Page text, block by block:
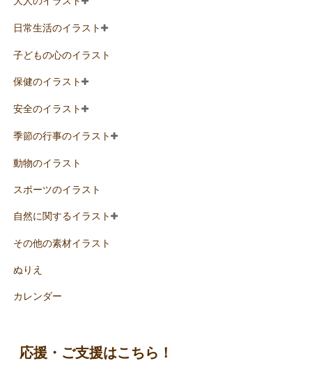
日常生活のイラスト
子どもの心のイラスト
保健のイラスト
安全のイラスト
季節の行事のイラスト
動物のイラスト
スポーツのイラスト
自然に関するイラスト
その他の素材イラスト
ぬりえ
カレンダー
応援・ご支援はこちら！